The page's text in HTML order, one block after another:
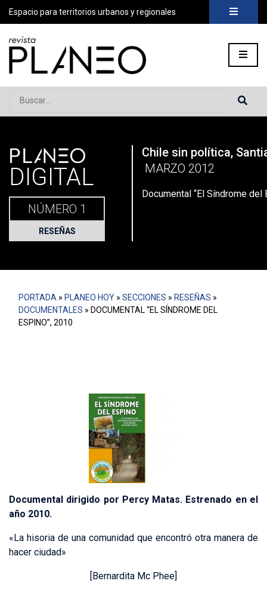
Espacio para territorios urbanos y regionales
Buscar...
Portada» Planeo Hoy Secciones»Reseñas»
PLANEO
DIGITAL
NÚMERO 1
RESEÑAS
Chile sin política,
MARZO 2012
Documental “El Síndrome del
PORTADA » PLANEO HOY » SECCIONES » RESEÑAS »
DOCUMENTALES » DOCUMENTAL “EL SÍNDROME DEL
ESPINO”, 2010
Documental dirigido por Percy Matas. Estrenado en el
año 2010.
«La hisoria de una comunidad que encontró otra manera de
hacer ciudad»
[Bernardita Mc Phee]